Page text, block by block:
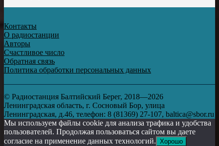
Контакты
О радиостанции
Авторы
Счастливое число
Обратная связь
Политика обработки персональных данных
© Радиостанция Балтийский Берег, 2018—2026
Ленинградская область, г. Сосновый Бор, улица
Ленинградская, д.46, телефон: 8 (81369) 27-107, baltica@sbor.ru
Мы используем файлы cookie для анализа трафика и удобства
пользователей. Продолжая пользоваться сайтом вы даете
согласие на применение данных технологий. Хорошо